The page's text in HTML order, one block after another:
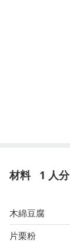
材料 1 人分
木綿豆腐
片栗粉